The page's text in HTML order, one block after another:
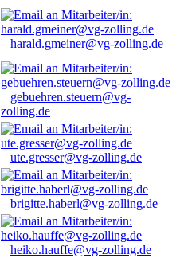
harald.gmeiner@vg-zolling.de
gebuehren.steuern@vg-
zolling.de
ute.gresser@vg-zolling.de
brigitte.haberl@vg-zolling.de
heiko.hauffe@vg-zolling.de